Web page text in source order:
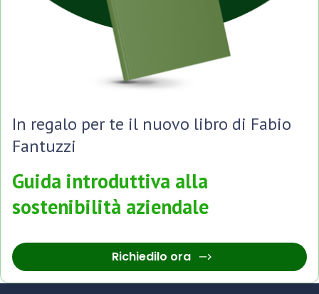
In regalo per te il nuovo libro di Fabio
Fantuzzi
Guida introduttiva alla
sostenibilità aziendale
Richiedilo ora